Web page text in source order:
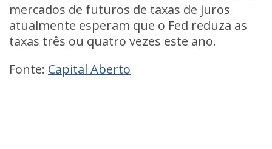
mercados de futuros de taxas de juros
atualmente esperam que o Fed reduza as
taxas três ou quatro vezes este ano.
Fonte: Capital Aberto